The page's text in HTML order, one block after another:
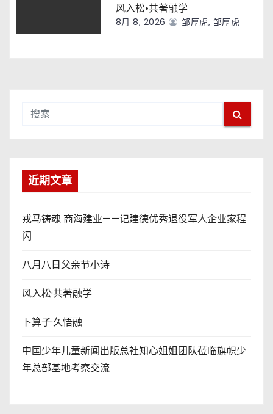
风入松·共著融学
8月 8, 2026 邹厚虎, 邹厚虎
近期文章
戎马铸魂 商海建业——记建德优秀退役军人企业家程
闪
八月八日父亲节小诗
风入松·共著融学
卜算子·久悟融
中国少年儿童新闻出版总社知心姐姐团队莅临旗帜少
年总部基地考察交流